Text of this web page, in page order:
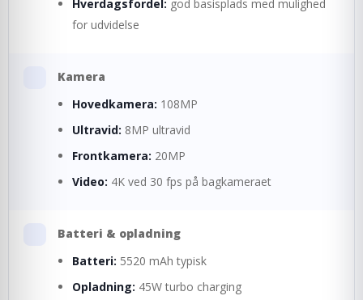
Hverdagsfordel: god basisplads med mulighed
for udvidelse
Kamera
Hovedkamera: 108MP
Ultravid: 8MP ultravid
Frontkamera: 20MP
Video: 4K ved 30 fps på bagkameraet
Batteri & opladning
Batteri: 5520 mAh typisk
Opladning: 45W turbo charging